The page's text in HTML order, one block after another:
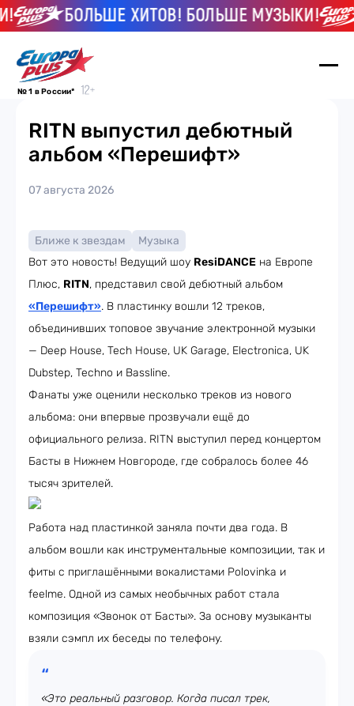
БОЛЬШЕ ХИТОВ! БОЛЬШЕ МУЗЫКИ!
№ 1 в России*
RITN выпустил дебютный
альбом «Перешифт»
07 августа 2026
Ближе к звездам
Музыка
Вот это новость! Ведущий шоу ResiDANCE на Европе
Плюс, RITN, представил свой дебютный альбом
«Перешифт». В пластинку вошли 12 треков,
объединивших топовое звучание электронной музыки
— Deep House, Tech House, UK Garage, Electronica, UK
Dubstep, Techno и Bassline.
Фанаты уже оценили несколько треков из нового
альбома: они впервые прозвучали ещё до
официального релиза. RITN выступил перед концертом
Басты в Нижнем Новгороде, где собралось более 46
тысяч зрителей.
Работа над пластинкой заняла почти два года. В
альбом вошли как инструментальные композиции, так и
фиты с приглашёнными вокалистами Polovinka и
feelme. Одной из самых необычных работ стала
композиция «Звонок от Басты». За основу музыканты
взяли сэмпл их беседы по телефону.
«Это реальный разговор. Когда писал трек,